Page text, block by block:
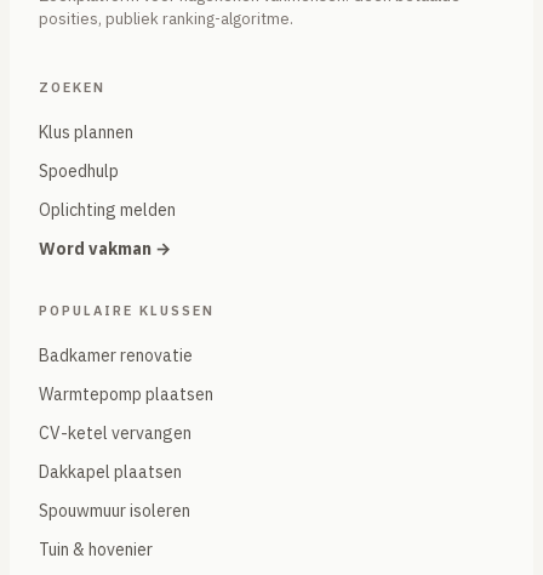
posities, publiek ranking-algoritme.
ZOEKEN
Klus plannen
Spoedhulp
Oplichting melden
Word vakman →
POPULAIRE KLUSSEN
Badkamer renovatie
Warmtepomp plaatsen
CV-ketel vervangen
Dakkapel plaatsen
Spouwmuur isoleren
Tuin & hovenier